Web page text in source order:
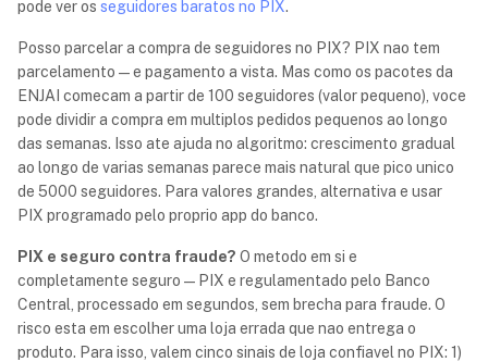
pode ver os seguidores baratos no PIX.
Posso parcelar a compra de seguidores no PIX? PIX nao tem
parcelamento — e pagamento a vista. Mas como os pacotes da
ENJAI comecam a partir de 100 seguidores (valor pequeno), voce
pode dividir a compra em multiplos pedidos pequenos ao longo
das semanas. Isso ate ajuda no algoritmo: crescimento gradual
ao longo de varias semanas parece mais natural que pico unico
de 5000 seguidores. Para valores grandes, alternativa e usar
PIX programado pelo proprio app do banco.
PIX e seguro contra fraude? O metodo em si e
completamente seguro — PIX e regulamentado pelo Banco
Central, processado em segundos, sem brecha para fraude. O
risco esta em escolher uma loja errada que nao entrega o
produto. Para isso, valem cinco sinais de loja confiavel no PIX: 1)